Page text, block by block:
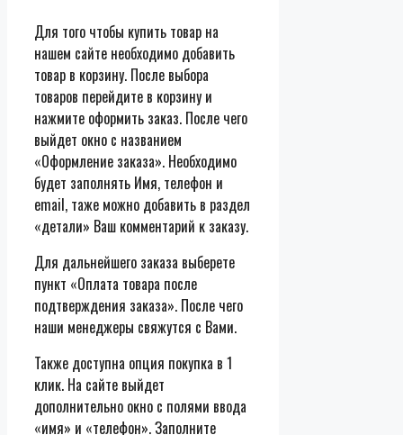
Для того чтобы купить товар на
нашем сайте необходимо добавить
товар в корзину. После выбора
товаров перейдите в корзину и
нажмите оформить заказ. После чего
выйдет окно с названием
«Оформление заказа». Необходимо
будет заполнять Имя, телефон и
email, таже можно добавить в раздел
«детали» Ваш комментарий к заказу.
Для дальнейшего заказа выберете
пункт «Оплата товара после
подтверждения заказа». После чего
наши менеджеры свяжутся с Вами.
Также доступна опция покупка в 1
клик. На сайте выйдет
дополнительно окно с полями ввода
«имя» и «телефон». Заполните